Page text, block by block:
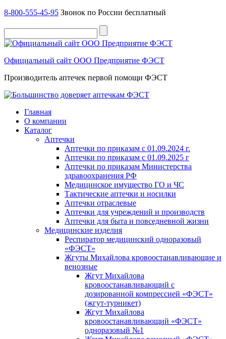
8-800-555-45-95 Звонок по России бесплатный
Официальный сайт ООО Предприятие ФЭСТ
Производитель аптечек первой помощи ФЭСТ
Главная
О компании
Каталог
Аптечки
Аптечки по приказам с 01.09.2024 г.
Аптечки по приказам с 01.09.2025 г
Аптечки по приказам Министерства
здравоохранения РФ
Медицинское имущество ГО и ЧС
Тактические аптечки и носилки
Аптечки отраслевые
Аптечки для учреждений и производств
Аптечки для быта и повседневной жизни
Медицинские изделия
Респиратор медицинский одноразовый
«ФЭСТ»
Жгуты Михайлова кровоостанавливающие и
венозные
Жгут Михайлова
кровоостанавливающий с
дозированной компрессией «ФЭСТ»
(жгут-турникет)
Жгут Михайлова
кровоостанавливающий «ФЭСТ»
одноразовый №1